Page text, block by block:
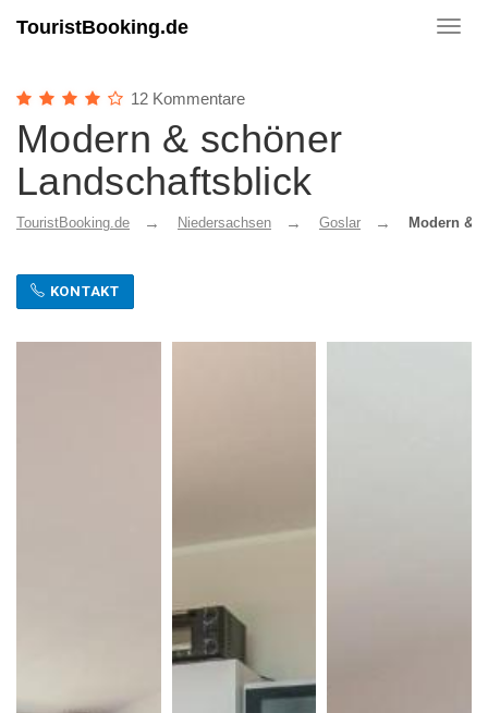
TouristBooking.de
12 Kommentare
Modern & schöner
Landschaftsblick
TouristBooking.de Niedersachsen Goslar Modern &
KONTAKT